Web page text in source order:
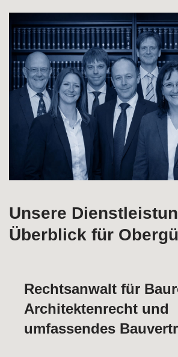
Unsere
Überblick für
Rechtsanwalt für
Architektenrecht und
umfassendes